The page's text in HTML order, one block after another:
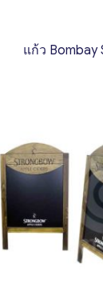
แก้ว Bombay